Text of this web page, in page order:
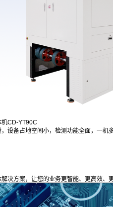
CD-YT90C
设备占地空间小，检测功能全面，一机
决方案，让您的业务更智能、更高效、